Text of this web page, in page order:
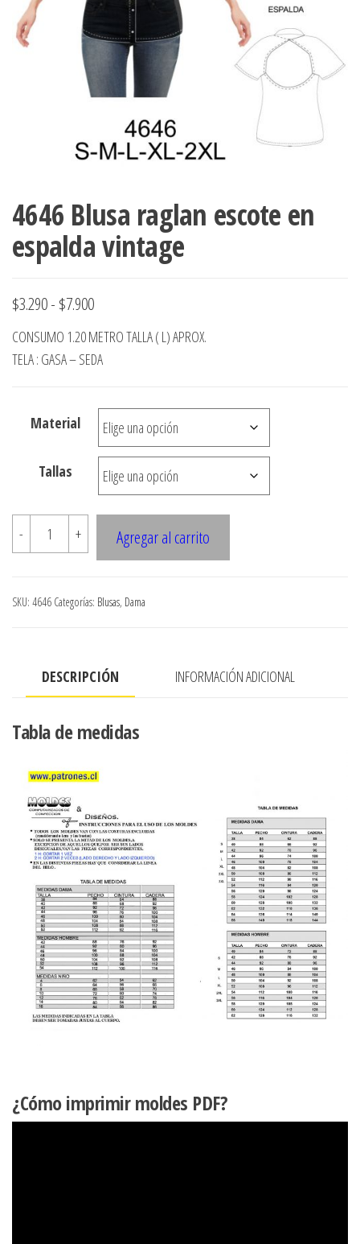
accumark ,
pdf , Moldes
Gerber ,
ropa,
Graduaciones,
Ploteo y
Digitalización
accumark,
pdf, Moldes
Accumark
Gerber,
4646 Blusa raglan escote en
espalda vintage
$3.290- $7.900Rango
de
precios:
$3.290
hasta
$7.900
CONSUMO 1.20 METRO TALLA ( L) APROX.
TELA : GASA – SEDA
Material
Tallas
-
4646
cantidad
+ Agregar al carrito
SKU: 4646 Categorías: Blusas, Dama
DESCRIPCIÓN INFORMACIÓN ADICIONAL
Tabla de medidas
¿Cómo imprimir moldes PDF?